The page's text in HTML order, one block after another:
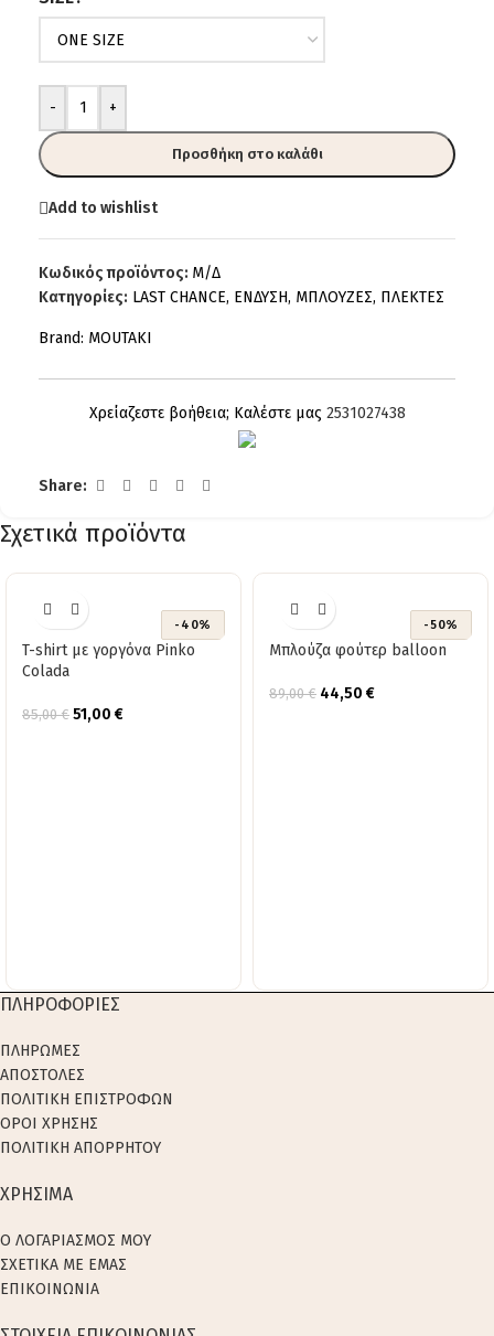
- +
Προσθήκη στο καλάθι
Add to wishlist
Κωδικός προϊόντος: Μ/Δ
Κατηγορίες: LAST CHANCE, ΕΝΔΥΣΗ, ΜΠΛΟΥΖΕΣ, ΠΛΕΚΤΕΣ
Brand: MOUTAKI
Χρείαζεστε βοήθεια; Καλέστε μας 2531027438
Share:
Σχετικά προϊόντα
-40%
T-shirt με γοργόνα Pinko
Colada
85,00€ 51,00 €
-50%
Μπλούζα φούτερ balloon
89,00€ 44,50 €
ΠΛΗΡΟΦΟΡΙΕΣ
ΠΛΗΡΩΜΕΣ
ΑΠΟΣΤΟΛΕΣ
ΠΟΛΙΤΙΚΗ ΕΠΙΣΤΡΟΦΩΝ
ΟΡΟΙ ΧΡΗΣΗΣ
ΠΟΛΙΤΙΚΗ ΑΠΟΡΡΗΤΟΥ
ΧΡΗΣΙΜΑ
Ο ΛΟΓΑΡΙΑΣΜΟΣ ΜΟΥ
ΣΧΕΤΙΚΑ ΜΕ ΕΜΑΣ
ΕΠΙΚΟΙΝΩΝΙΑ